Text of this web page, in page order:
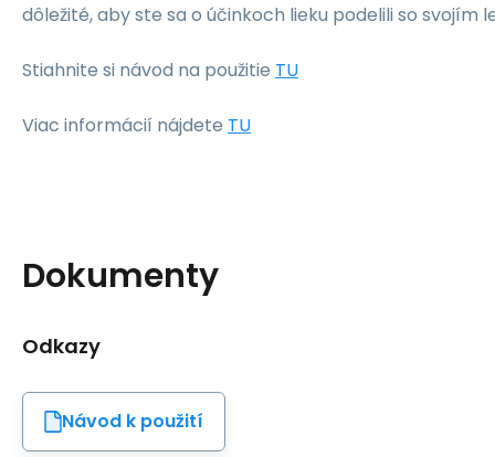
dôležité, aby ste sa o účinkoch lieku podelili so svojím
Stiahnite si návod na použitie TU
Viac informácií nájdete TU
Dokumenty
Odkazy
Návod k použití